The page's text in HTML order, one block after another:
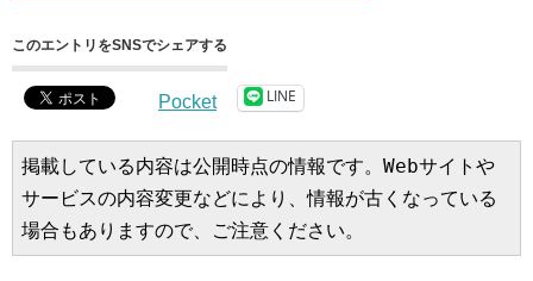
このエントリをSNSでシェアする
Pocket LINE
掲載している内容は公開時点の情報です。Webサイトや
サービスの内容変更などにより、情報が古くなっている
場合もありますので、ご注意ください。